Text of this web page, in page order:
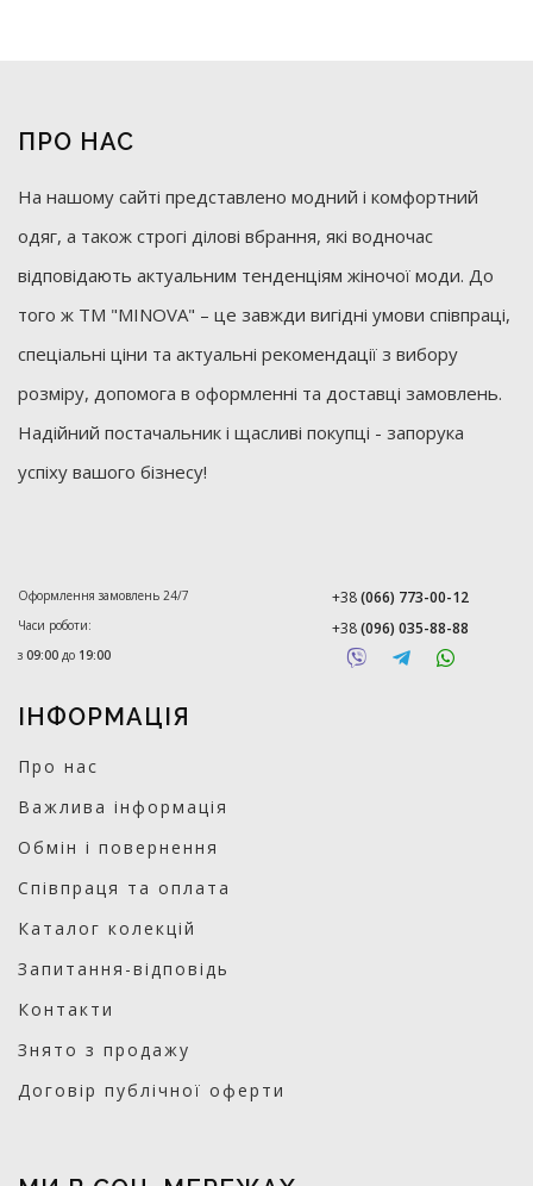
ПРО НАС
На нашому сайті представлено модний і комфортний
одяг, а також строгі ділові вбрання, які водночас
відповідають актуальним тенденціям жіночої моди. До
того ж ТМ "MINOVA" – це завжди вигідні умови співпраці,
спеціальні ціни та актуальні рекомендації з вибору
розміру, допомога в оформленні та доставці замовлень.
Надійний постачальник і щасливі покупці - запорука
успіху вашого бізнесу!
Оформлення замовлень 24/7
Часи роботи:
з 09:00 до 19:00
+38(066) 773-00-12
+38(096) 035-88-88
ІНФОРМАЦІЯ
Про нас
Важлива інформація
Обмін і повернення
Співпраця та оплата
Каталог колекцій
Запитання-відповідь
Контакти
Знято з продажу
Договір публічної оферти